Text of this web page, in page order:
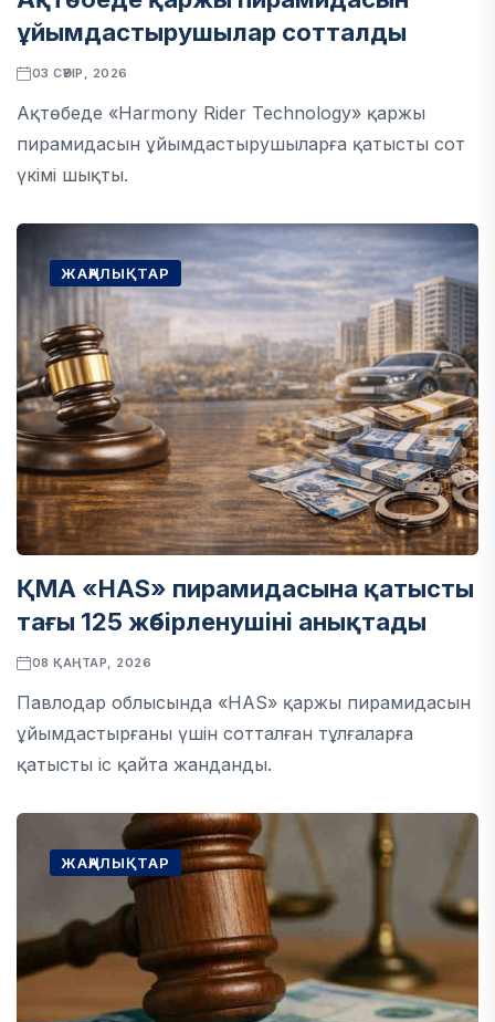
ұйымдастырушылар сотталды
03 СӘУІР, 2026
Ақтөбеде «Harmony Rider Technology» қаржы
пирамидасын ұйымдастырушыларға қатысты сот
үкімі шықты.
ЖАҢАЛЫҚТАР
ҚМА «HAS» пирамидасына қатысты
тағы 125 жәбірленушіні анықтады
08 ҚАҢТАР, 2026
Павлодар облысында «HAS» қаржы пирамидасын
ұйымдастырғаны үшін сотталған тұлғаларға
қатысты іс қайта жанданды.
ЖАҢАЛЫҚТАР